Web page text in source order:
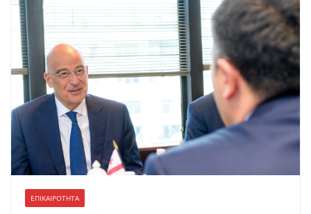
ΕΠΙΚΑΙΡΟΤΗΤΑ